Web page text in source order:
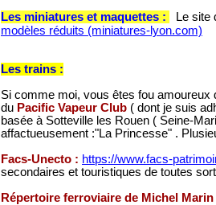
Les miniatures et maquettes :
Le site
modèles réduits (miniatures-lyon.com)
Les trains :
Si comme moi, vous êtes fou
du Pacific Vapeur Club ( dont je suis
basée à Sotteville les Rouen ( Seine-
affactueusement :"La Princesse" .
Facs-Unecto : https://www.facs-
secondaires et touristiques de toutes
Répertoire ferroviaire de Michel Marin